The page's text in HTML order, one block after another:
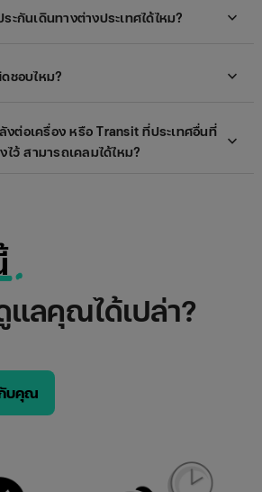
ะกันเดินทางต่างประเทศได้ไหม? expand_more
ชอบไหม? expand_more
งต่อเครื่อง หรือ Transit ที่ประเทศอื่นที่
ไว้ สามารถเคลมได้ไหม?
expand_more
แลคุณได้เปล่า?
กับคุณ